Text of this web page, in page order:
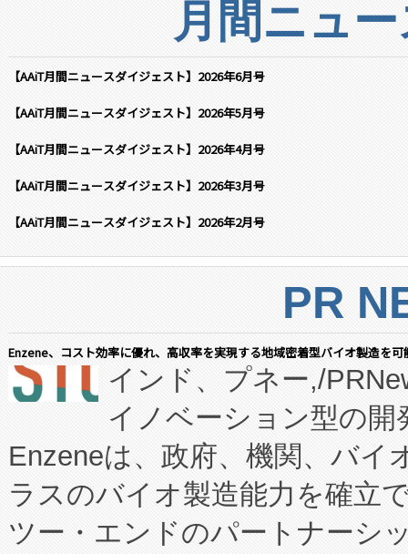
月間ニュ
【AAiT月間ニュースダイジェスト】2026年6月号
【AAiT月間ニュースダイジェスト】2026年5月号
【AAiT月間ニュースダイジェスト】2026年4月号
【AAiT月間ニュースダイジェスト】2026年3月号
【AAiT月間ニュースダイジェスト】2026年2月号
PR
Enzene、コスト効率に優れ、高収率を実現する地域密着型バイオ製造を
インド、プネー,/
イノベーション型の
Enzeneは、政府、機関、バイ
ラスのバイオ製造能力を確立
ツー・エンドのパートナーシ